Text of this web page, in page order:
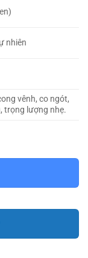
nhiên
vênh, co ngót,
trọng lượng nhẹ.